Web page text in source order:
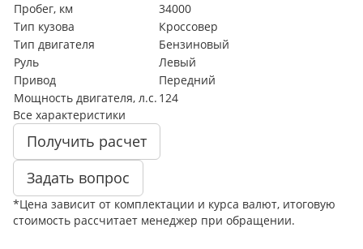
Пробег, км
34000
Тип кузова
Кроссовер
Тип двигателя
Бензиновый
Руль
Левый
Привод
Передний
Мощность двигателя, л.с. 124
Все характеристики
Получить расчет
Задать вопрос
*Цена зависит от комплектации и курса валют, итоговую
стоимость рассчитает менеджер при обращении.